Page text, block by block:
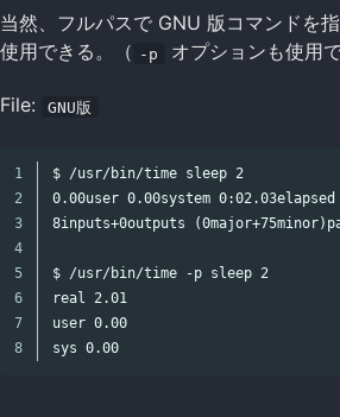
当然、フルパスで GNU 版コマンドを
使用できる。（ -p オプションも使用で
File: GNU版
1
2
3
4
5
6
7
$ /usr/bin/time sleep 2
0.00user 0.00system 0:02.03elapsed
8inputs+0outputs
$ /usr/bin/time -p sleep 2
real 2.01
user 0.00